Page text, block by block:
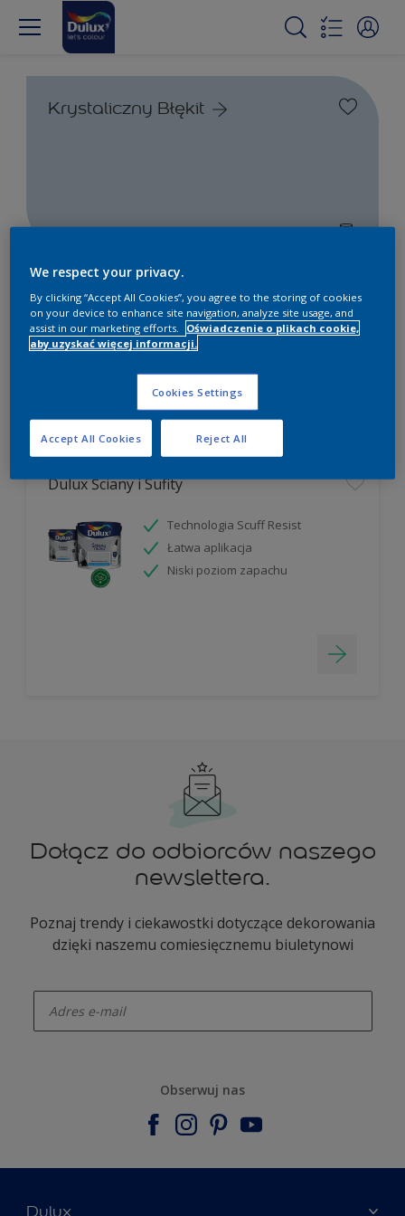
Krystaliczny Błękit
Farby białe i kolorowe do
wnętrz i na zewnątrz
Filter
Dulux Ściany i Sufity
Technologia Scuff Resist
Łatwa aplikacja
Niski poziom zapachu
Dołącz do odbiorców naszego
newslettera.
Poznaj trendy i ciekawostki dotyczące dekorowania
dzięki naszemu comiesięcznemu biuletynowi
Obserwuj nas
Dulux
We respect your privacy.
By clicking “Accept All Cookies”, you agree to the storing of cookies
on your device to enhance site navigation, analyze site usage, and
assist in our marketing efforts.
Oświadczenie o plikach cookie,
aby uzyskać więcej informacji.
Cookies Settings
Reject All
Accept All Cookies